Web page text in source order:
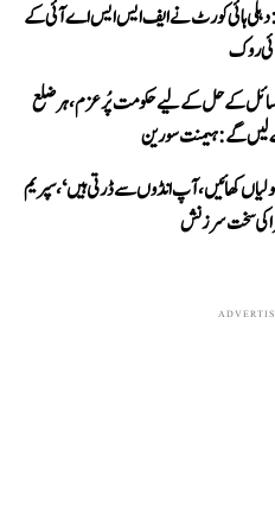
دہلی ہائی کورٹ نے ایف ایس ایس اے آئی کے
روک
کے حل کے لیے حکومت پُرعزم، ہر ضلع
گے: ہیمنت سورین
کھائیں، آپ انڈوں سے ڈرتی ہیں‘، سپریم
کی سخت سرزنش